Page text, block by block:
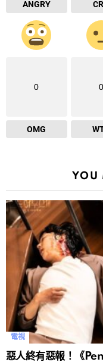
ANGRY
0
OMG
0
YOU
電視
惡人終有惡報！《